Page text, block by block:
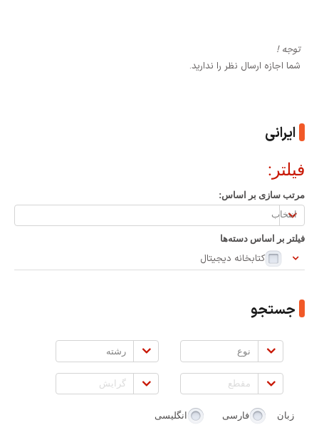
توجه !
شما اجازه ارسال نظر را ندارید.
ایرانی
فیلتر:
مرتب سازی بر اساس:
مرتب
سازی
بر
اساس:
فیلتر بر اساس دسته‌ها
کتابخانه دیجیتال
جستجو
نوع رشته
مقطع گرایش
زبان فارسی انگلیسی